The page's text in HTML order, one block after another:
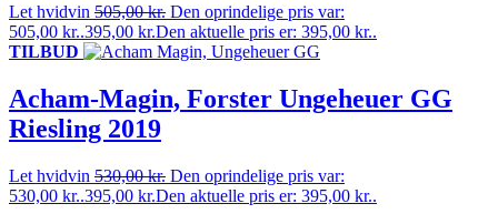
Let hvidvin 505,00kr. Den oprindelige pris var:
505,00 kr..395,00 kr.Den aktuelle pris er: 395,00 kr..
TILBUD
Acham-Magin, Forster Ungeheuer GG
Riesling 2019
Let hvidvin 530,00kr. Den oprindelige pris var:
530,00 kr..395,00 kr.Den aktuelle pris er: 395,00 kr..